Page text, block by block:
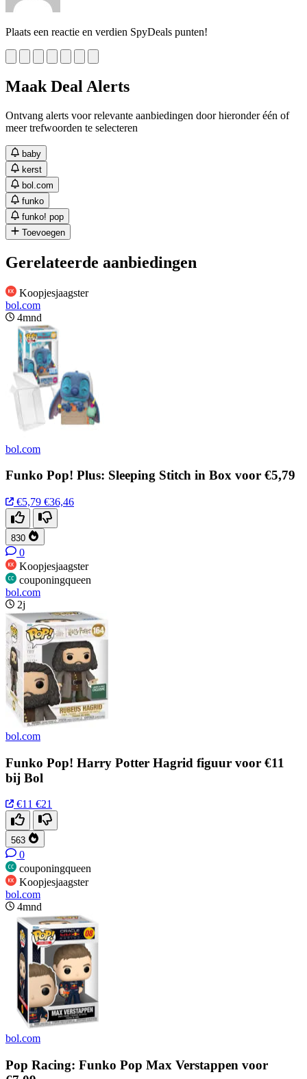
Plaats een reactie en verdien SpyDeals punten!
Maak Deal Alerts
Ontvang alerts voor relevante aanbiedingen door hieronder één of
meer trefwoorden te selecteren
baby
kerst
bol.com
funko
funko! pop
Toevoegen
Gerelateerde aanbiedingen
Koopjesjaagster
bol.com
4mnd
bol.com
Funko Pop! Plus: Sleeping Stitch in Box voor €5,79
€5,79 €36,46
830
0
Koopjesjaagster
couponingqueen
bol.com
2j
bol.com
Funko Pop! Harry Potter Hagrid figuur voor €11
bij Bol
€11 €21
563
0
couponingqueen
Koopjesjaagster
bol.com
4mnd
bol.com
Pop Racing: Funko Pop Max Verstappen voor